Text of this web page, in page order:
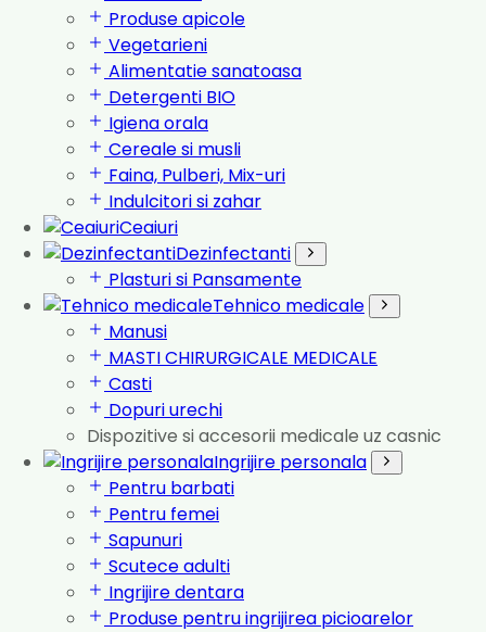
Produse apicole
Vegetarieni
Alimentatie sanatoasa
Detergenti BIO
Igiena orala
Cereale si musli
Faina, Pulberi, Mix-uri
Indulcitori si zahar
Ceaiuri
Dezinfectanti
Plasturi si Pansamente
Tehnico medicale
Manusi
MASTI CHIRURGICALE MEDICALE
Casti
Dopuri urechi
Dispozitive si accesorii medicale uz casnic
Ingrijire personala
Pentru barbati
Pentru femei
Sapunuri
Scutece adulti
Ingrijire dentara
Produse pentru ingrijirea picioarelor